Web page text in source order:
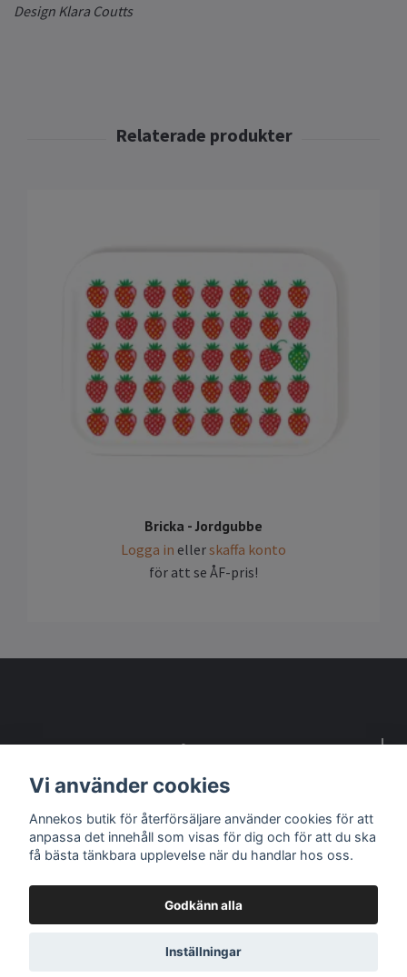
Design Klara Coutts
Bricka - Jordgubbe
Logga in ellerskaffa konto
för att se ÅF-pris!
Detta är en webbsida för återförsäljare
Sociala medier
© 2026 B2B Anneko Design - Butik för ÅF
Vi använder cookies
Annekos butik för återförsäljare använder cookies för att
anpassa det innehåll som visas för dig och för att du ska
få bästa tänkbara upplevelse när du handlar hos oss.
Godkänn alla
Inställningar